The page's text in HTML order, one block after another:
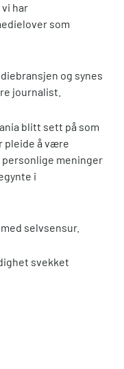
har
som
og synes
journalist.
blitt sett på som
pleide å være
meninger
i
selvsensur.
svekket